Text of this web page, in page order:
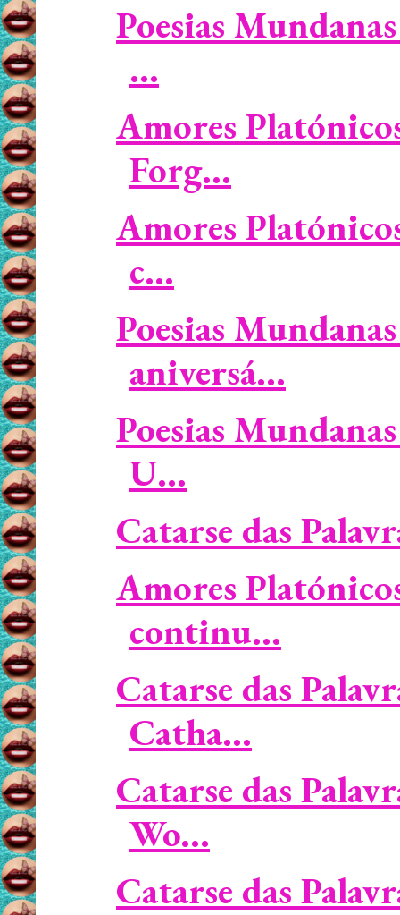
Poesias
...
Amores
Forg...
Amores
c...
Poesias
aniversá...
Poesias
U...
Catarse das
Amores
continu...
Catarse das
Catha...
Catarse das
Wo...
Catarse das